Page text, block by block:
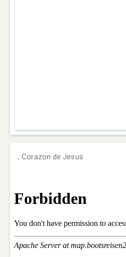
, Corazon de Jesus